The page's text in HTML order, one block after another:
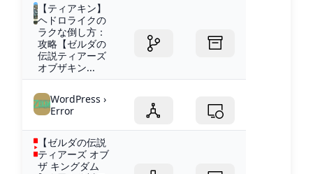
【ティアキン】
ヘドロライクの
ラクな倒し方：
攻略【ゼルダの
伝説ティアーズ
オブザキン...
WordPress ›
Error
【ゼルダの伝説
ティアーズ オブ
ザ キングダム